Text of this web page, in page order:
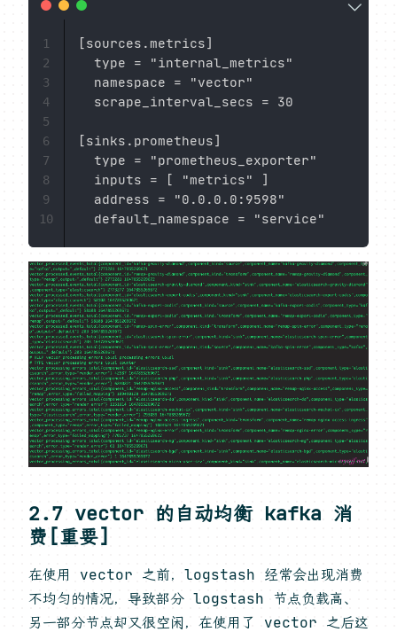
[sources.metrics]
  type = "internal_metrics"
  namespace = "vector"
  scrape_interval_secs = 30
[sinks.prometheus]
  type = "prometheus_exporter"
  inputs = [ "metrics" ]
  address = "0.0.0.0:9598"
1
2
3
4
5
6
7
8
9
10
2.7 vector 的自动均衡 kafka 消
费[重要]
在使用 vector 之前，logstash 经常会出现消费
不均匀的情况，导致部分 logstash 节点负载高、
另一部分节点却又很空闲，在使用了 vector 之后这